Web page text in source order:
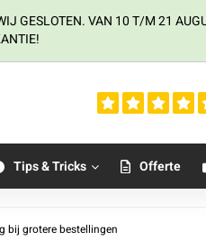
GESLOTEN. VAN 10 T/M 21
Tips & Tricks Offerte
bij grotere bestellingen